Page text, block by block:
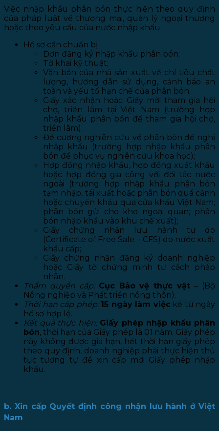
Việc nhập khẩu phân bón thực hiện theo quy định
của pháp luật về thương mại, quản lý ngoại thương
hoặc theo yêu cầu của nước nhập khẩu.
Hồ sơ cần chuẩn bị
Đơn đăng ký nhập khẩu phân bón;
Tờ khai kỹ thuật;
Văn bản của nhà sản xuất về chỉ tiêu chất
lượng, hướng dẫn sử dụng, cảnh báo an
toàn và yếu tố hạn chế của phân bón;
Giấy xác nhận hoặc Giấy mời tham gia hội
chợ, triển lãm tại Việt Nam (trường hợp
nhập khẩu phân bón để tham gia hội chợ,
triển lãm);
Đề cương nghiên cứu về phân bón đề nghị
nhập khẩu (trường hợp nhập khẩu phân
bón để phục vụ nghiên cứu khoa học);
Hợp đồng nhập khẩu, hợp đồng xuất khẩu
hoặc hợp đồng gia công với đối tác nước
ngoài (trường hợp nhập khẩu phân bón
tạm nhập, tái xuất hoặc phân bón quá cảnh
hoặc chuyển khẩu qua cửa khẩu Việt Nam;
phân bón gửi cho kho ngoại quan; phân
bón nhập khẩu vào khu chế xuất);
Giấy chứng nhận lưu hành tự do
(Certificate of Free Sale – CFS) do nước xuất
khẩu cấp;
Giấy chứng nhận đăng ký doanh nghiệp
hoặc Giấy tờ chứng minh tư cách pháp
nhân.
Thẩm quyền cấp: Cục Bảo vệ thực vật – (Bộ
Nông nghiệp và Phát triển nông thôn).
Thời hạn cấp phép: 15 ngày làm việc kể từ ngày
hồ sơ hợp lệ.
Kết quả thực hiện: Giấy phép nhập khẩu phân
bón, thời hạn của Giấy phép là 01 năm. Giấy phép
này không được gia hạn, hết thời hạn giấy phép
theo quy định, doanh nghiệp phải thực hiện thủ
tục tương tự để xin cấp mới Giấy phép nhập
khẩu.
b. Xin cấp Quyết định công nhận lưu hành ở Việt
Nam